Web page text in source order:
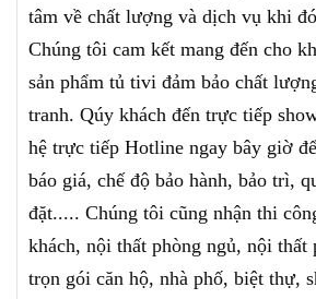
tâm về chất lượng và dịch vụ khi
Chúng tôi cam kết mang đến cho
sản phẩm tủ tivi đảm bảo chất
tranh. Qúy khách đến trực tiếp
hệ trực tiếp Hotline ngay bây giờ
báo giá, chế độ bảo hành, bảo trì,
đặt..... Chúng tôi cũng nhận thi
khách, nội thất phòng ngủ, nội thất
trọn gói căn hộ, nhà phố, biệt thự,